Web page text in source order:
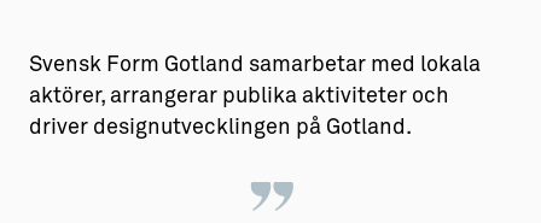
Svensk Form Gotland samarbetar med lokala
aktörer, arrangerar publika aktiviteter och
driver designutvecklingen på Gotland.